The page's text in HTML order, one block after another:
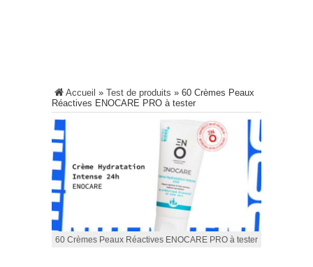
Accueil » Test de produits » 60 Crèmes Peaux
Réactives ENOCARE PRO à tester
60 Crèmes Peaux Réactives ENOCARE PRO à tester